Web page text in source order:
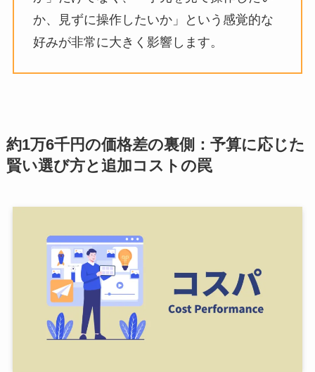
か、見ずに操作したいか」という感覚的な
好みが非常に大きく影響します。
約1万6千円の価格差の裏側：予算に応じた
賢い選び方と追加コストの罠